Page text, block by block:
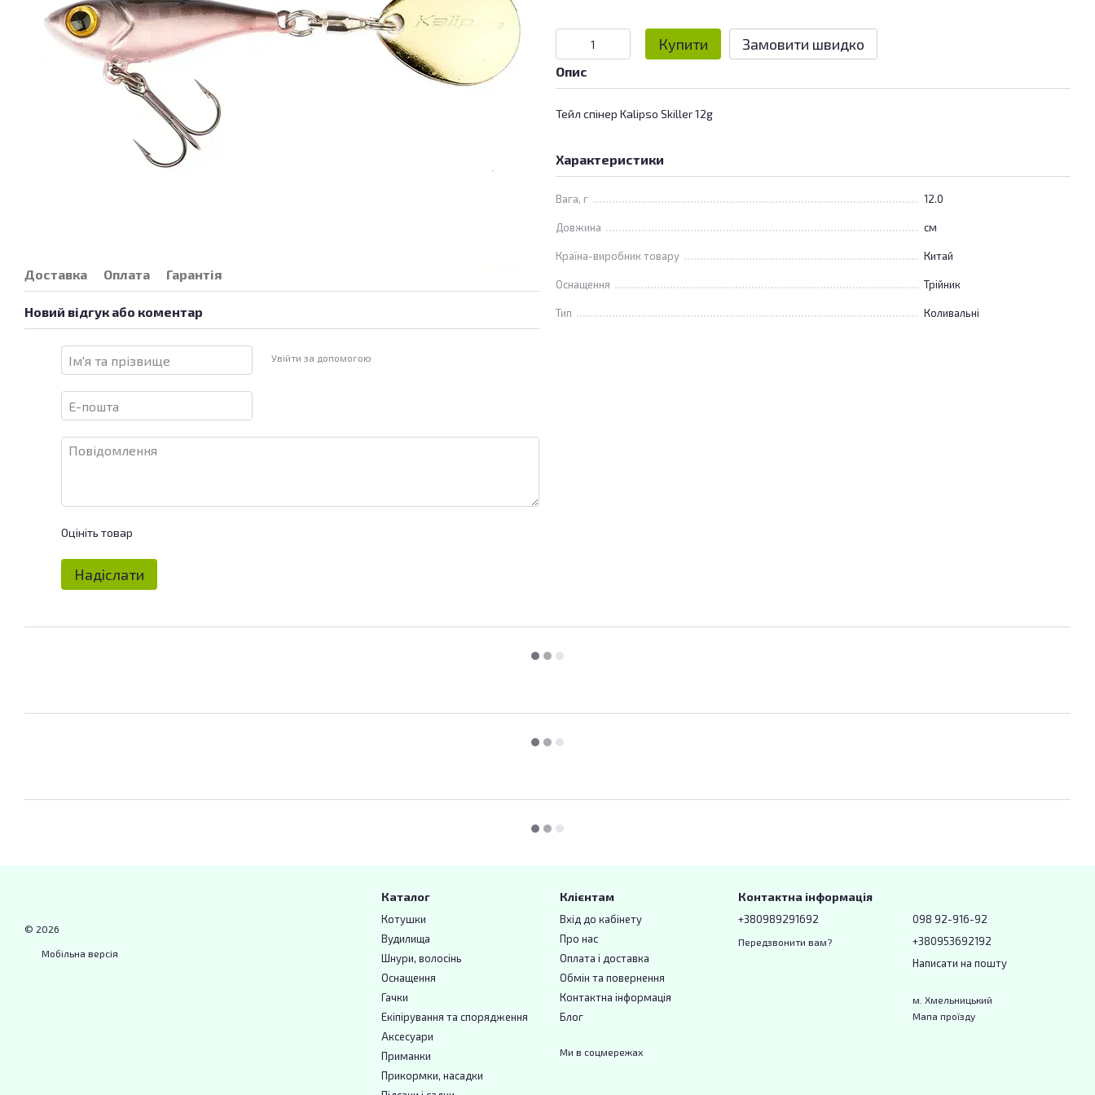
Доставка Оплата Гарантія
Новий відгук або коментар
Увійти за допомогою
Оцініть товар
Надіслати
Купити Замовити швидко
Опис
Тейл спінер Kalipso Skiller 12g
Характеристики
Вага, г 12.0
Довжина см
Країна-виробник товару Китай
Оснащення Трійник
Тип Коливальні
© 2026
Мобільна версія
Каталог
Котушки
Вудилища
Шнури, волосінь
Оснащення
Гачки
Екіпірування та спорядження
Аксесуари
Приманки
Прикормки, насадки
Клієнтам
Вхід до кабінету
Про нас
Оплата і доставка
Обмін та повернення
Контактна інформація
Блог
Ми в соцмережах
Контактна інформація
+380989291692
Передзвонити вам?
098 92-916-92
+380953692192
Написати на пошту
м. Хмельницький
Мапа проїзду